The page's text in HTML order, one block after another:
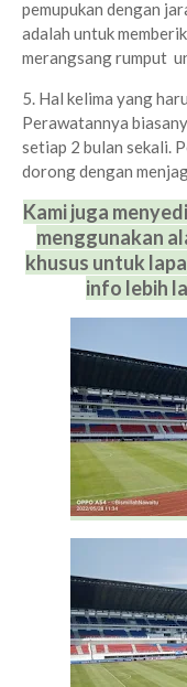
pemupukan dengan
adalah untuk
merangsang rumput
5. Hal kelima yang
Perawatannya
setiap 2 bulan sekali.
dorong dengan
Kami juga
menggunakan
khusus untuk
info lebih